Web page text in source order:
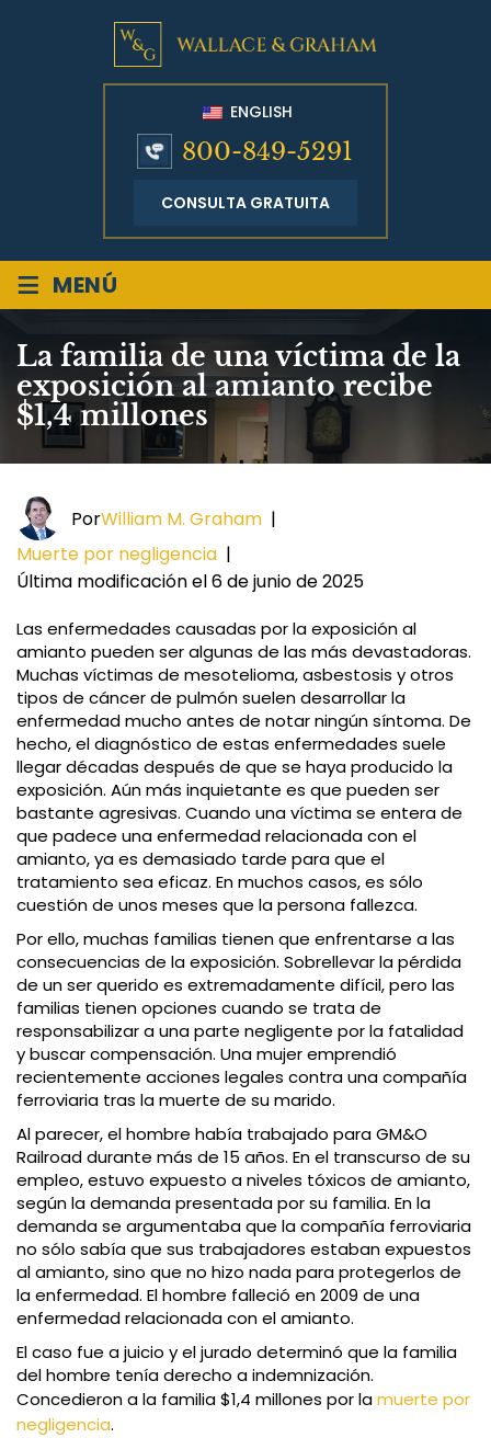
ENGLISH
800-849-5291
CONSULTA GRATUITA
≡ MENÚ
La familia de una víctima de la
exposición al amianto recibe
$1,4 millones
PorWilliam M. Graham |
Muerte por negligencia |
Última modificación el 6 de junio de 2025
Las enfermedades causadas por la exposición al
amianto pueden ser algunas de las más devastadoras.
Muchas víctimas de mesotelioma, asbestosis y otros
tipos de cáncer de pulmón suelen desarrollar la
enfermedad mucho antes de notar ningún síntoma. De
hecho, el diagnóstico de estas enfermedades suele
llegar décadas después de que se haya producido la
exposición. Aún más inquietante es que pueden ser
bastante agresivas. Cuando una víctima se entera de
que padece una enfermedad relacionada con el
amianto, ya es demasiado tarde para que el
tratamiento sea eficaz. En muchos casos, es sólo
cuestión de unos meses que la persona fallezca.
Por ello, muchas familias tienen que enfrentarse a las
consecuencias de la exposición. Sobrellevar la pérdida
de un ser querido es extremadamente difícil, pero las
familias tienen opciones cuando se trata de
responsabilizar a una parte negligente por la fatalidad
y buscar compensación. Una mujer emprendió
recientemente acciones legales contra una compañía
ferroviaria tras la muerte de su marido.
Al parecer, el hombre había trabajado para GM&O
Railroad durante más de 15 años. En el transcurso de su
empleo, estuvo expuesto a niveles tóxicos de amianto,
según la demanda presentada por su familia. En la
demanda se argumentaba que la compañía ferroviaria
no sólo sabía que sus trabajadores estaban expuestos
al amianto, sino que no hizo nada para protegerlos de
la enfermedad. El hombre falleció en 2009 de una
enfermedad relacionada con el amianto.
El caso fue a juicio y el jurado determinó que la familia
del hombre tenía derecho a indemnización.
Concedieron a la familia $1,4 millones por lamuerte por
negligencia.